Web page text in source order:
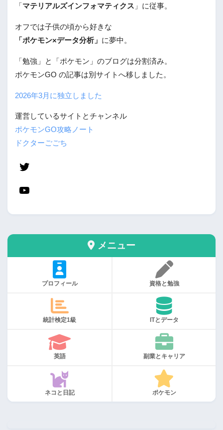
「 マテリアルズインフォマティクス 」に従事。
オフでは子供の頃から好きな
「ポケモン×データ分析」 に夢中。
「勉強」と「ポケモン」のブログは分割済み。
ポケモンGO の記事は別サイトへ移しました。
2026年3月に独立しました
運営しているサイトとチャンネル
ポケモンGO攻略ノート
ドクターごごち
メニュー
プロフィール 資格と勉強
統計検定1級 ITとデータ
英語 副業とキャリア
ネコと日記 ポケモン